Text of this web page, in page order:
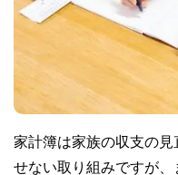
家計簿は家族の収支の
せない取り組みですが